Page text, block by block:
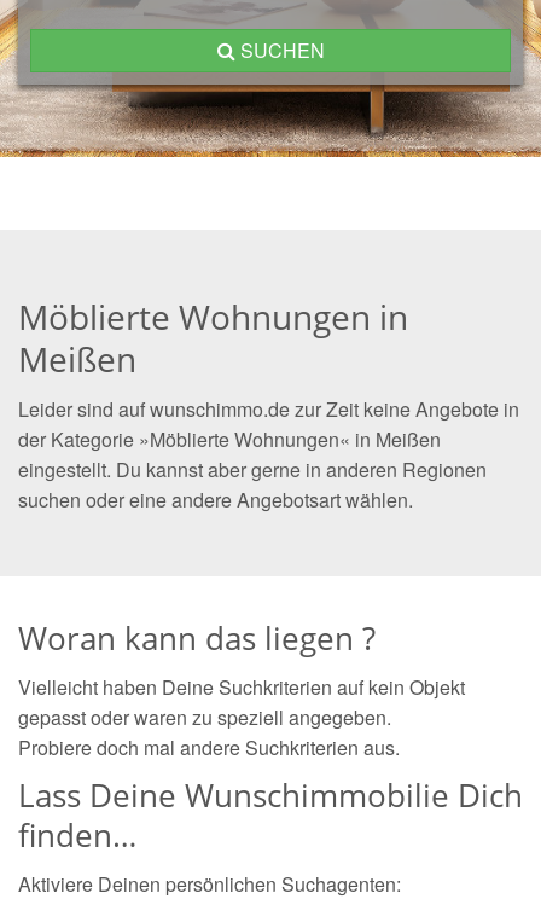
SUCHEN
Möblierte Wohnungen in
Meißen
Leider sind auf wunschimmo.de zur Zeit keine Angebote in
der Kategorie »Möblierte Wohnungen« in Meißen
eingestellt. Du kannst aber gerne in anderen Regionen
suchen oder eine andere Angebotsart wählen.
Woran kann das liegen ?
Vielleicht haben Deine Suchkriterien auf kein Objekt
gepasst oder waren zu speziell angegeben.
Probiere doch mal andere Suchkriterien aus.
Lass Deine Wunschimmobilie Dich
finden…
Aktiviere Deinen persönlichen Suchagenten: